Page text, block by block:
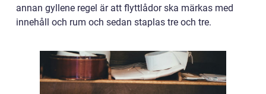
annan gyllene regel är att flyttlådor ska märkas med
innehåll och rum och sedan staplas tre och tre.